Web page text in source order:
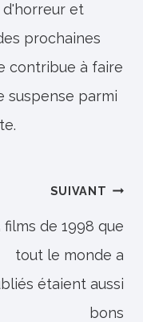
d'horreur et
prochaines
contribue à faire
suspense parmi
SUIVANT
films de 1998 que
tout le monde a
étaient aussi
bons